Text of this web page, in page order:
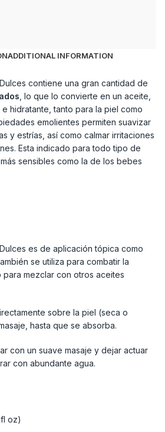
ADDITIONAL INFORMATION
contiene una gran cantidad de
, lo que lo convierte en un aceite,
hidratante, tanto para la piel como
emolientes permiten suavizar
y estrías, así como calmar irritaciones
Esta indicado para todo tipo de
sensibles como la de los bebes
es de aplicación tópica como
se utiliza para combatir la
mezclar con otros aceites
sobre la piel (seca o
hasta que se absorba.
con un suave masaje y dejar actuar
con abundante agua.
oz)